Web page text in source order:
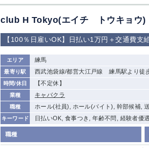
club H Tokyo(エイチ トウキョウ)
【100％日雇いOK】日払い1万円＋交通費
エリア 練馬
最寄り駅 西武池袋線/都営大江戸線 練馬駅より徒
時間/休日 【不定休】
業種 キャバクラ
職種 ホール(社員), ホール(バイト), 幹部候補,
キーワード 日払いOK, 食事つき, 年齢不問, 経験者優
職種
船橋 津田沼 成田
佐倉
柏（西口） 木更津
茂原
松戸 八千
浦安
宇都宮
土浦 ひたち野うしく